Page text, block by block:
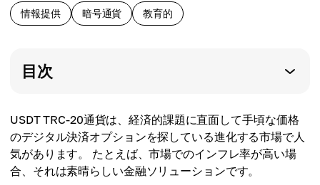
情報提供 暗号通貨 教育的
目次
USDT TRC-20通貨は、経済的課題に直面して手頃な価格
のデジタル決済オプションを探している進化する市場で人
気があります。 たとえば、市場でのインフレ率が高い場
合、それは素晴らしい金融ソリューションです。